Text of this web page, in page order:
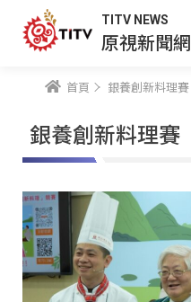
TITV NEWS
原視新聞網
首頁 銀養創新料理賽
銀養創新料理賽